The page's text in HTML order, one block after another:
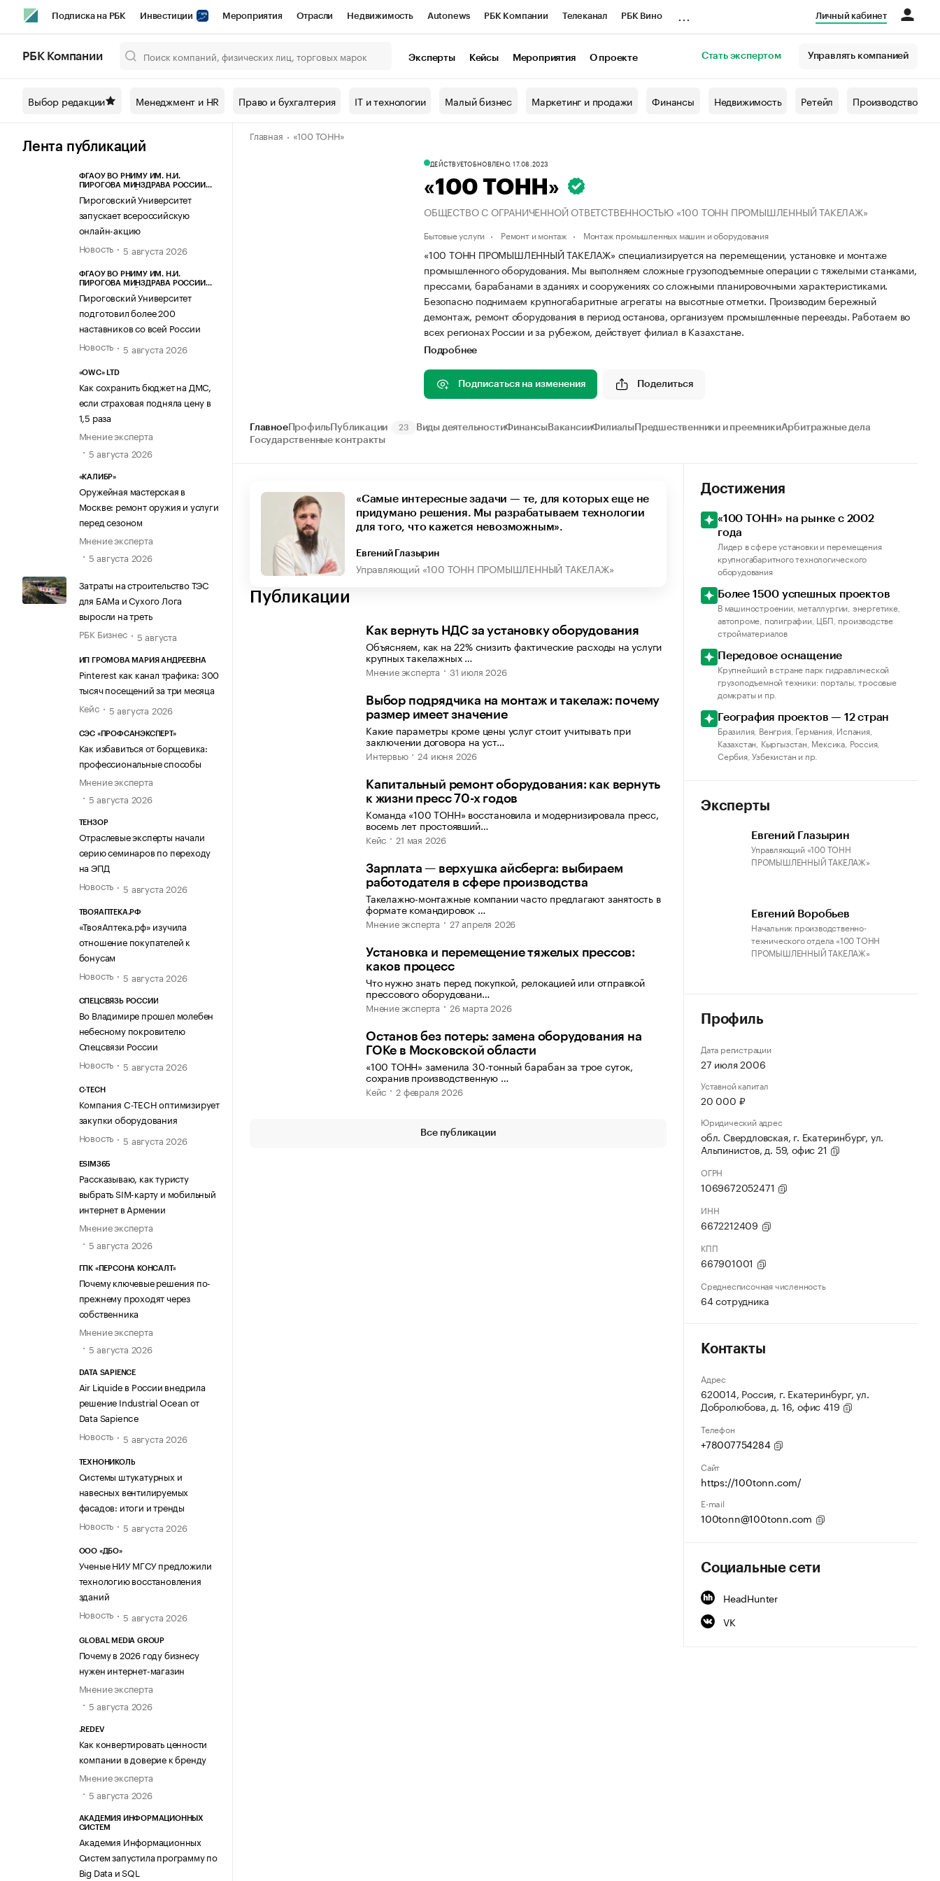
Подписка на РБК Инвестиции Мероприятия Отрасли Недвижимость Autonews РБК Компании Телеканал РБК Вино
Спецпроекты СПб Конференции СПб Спецпроекты Проверка контрагентов
Технологии и медиа Рынок наличной валюты
Личный кабинет
РБК Компании Эксперты Кейсы Мероприятия О проекте Стать экспертом Управлять компанией
Выбор редакции Менеджмент и HR Право и бухгалтерия IT и технологии Малый бизнес Маркетинг и продажи Финансы Недвижимость Ретейл Производство
Лента публикаций
ФГАОУ ВО РНИМУ ИМ. Н.И.
ПИРОГОВА МИНЗДРАВА РОССИИ
Пироговский Университет
запускает всероссийскую
онлайн-акцию
Новость
5 августа 2026
ФГАОУ ВО РНИМУ ИМ. Н.И.
ПИРОГОВА МИНЗДРАВА РОССИИ
Пироговский Университет
подготовил более 200
наставников со всей России
Новость
5 августа 2026
«OWC» LTD
Как сохранить бюджет на ДМС,
если страховая подняла цену в
1,5 раза
Мнение эксперта
5 августа 2026
«КАЛИБР»
Оружейная мастерская в
Москве: ремонт оружия и услуги
перед сезоном
Мнение эксперта
5 августа 2026
Затраты на строительство ТЭС
для БАМа и Сухого Лога
выросли на треть
РБК Бизнес
5 августа
ИП ГРОМОВА МАРИЯ АНДРЕЕВНА
Pinterest как канал трафика: 300
тысяч посещений за три месяца
Кейс
5 августа 2026
СЭС «ПРОФСАНЭКСПЕРТ»
Как избавиться от борщевика:
профессиональные способы
Мнение эксперта
5 августа 2026
ТЕНЗОР
Отраслевые эксперты начали
серию семинаров по переходу
на ЭПД
Новость
5 августа 2026
ТВОЯАПТЕКА.РФ
«ТвояАптека.рф» изучила
отношение покупателей к
бонусам
Новость
5 августа 2026
СПЕЦСВЯЗЬ РОССИИ
Во Владимире прошел молебен
небесному покровителю
Спецсвязи России
Новость
5 августа 2026
C-TECH
Компания C-TECH оптимизирует
закупки оборудования
Новость
5 августа 2026
ESIM365
Рассказываю, как туристу
выбрать SIM-карту и мобильный
интернет в Армении
Мнение эксперта
5 августа 2026
ГПК «ПЕРСОНА КОНСАЛТ»
Почему ключевые решения по-
прежнему проходят через
собственника
Мнение эксперта
5 августа 2026
DATA SAPIENCE
Air Liquide в России внедрила
решение Industrial Ocean от
Data Sapience
Новость
5 августа 2026
ТЕХНОНИКОЛЬ
Системы штукатурных и
навесных вентилируемых
фасадов: итоги и тренды
Новость
5 августа 2026
ООО «ДБО»
Ученые НИУ МГСУ предложили
технологию восстановления
зданий
Новость
5 августа 2026
GLOBAL MEDIA GROUP
Почему в 2026 году бизнесу
нужен интернет-магазин
Мнение эксперта
5 августа 2026
.REDEV
Как конвертировать ценности
компании в доверие к бренду
Мнение эксперта
5 августа 2026
АКАДЕМИЯ ИНФОРМАЦИОННЫХ
СИСТЕМ
Академия Информационных
Систем запустила программу по
Big Data и SQL
Главная «100 ТОНН»
ДЕЙСТВУЕТОБНОВЛЕНО, 17.08.2023
«100 ТОНН»
ОБЩЕСТВО С ОГРАНИЧЕННОЙ ОТВЕТСТВЕННОСТЬЮ «100 ТОНН ПРОМЫШЛЕННЫЙ ТАКЕЛАЖ»
Бытовые услуги Ремонт и монтаж Монтаж промышленных машин и оборудования
«100 ТОНН ПРОМЫШЛЕННЫЙ ТАКЕЛАЖ» специализируется на перемещении, установке и монтаже
промышленного оборудования. Мы выполняем сложные грузоподъемные операции с тяжелыми станками,
прессами, барабанами в зданиях и сооружениях со сложными планировочными характеристиками.
Безопасно поднимаем крупногабаритные агрегаты на высотные отметки. Производим бережный
демонтаж, ремонт оборудования в период останова, организуем промышленные переезды. Работаем во
всех регионах России и за рубежом, действует филиал в Казахстане.
Подробнее
Подписаться на изменения Поделиться
ГлавноеПрофиль Публикации 23 Виды деятельностиФинансы ВакансииФилиалы Предшественники и преемникиАрбитражные дела
Государственные контракты
«Самые интересные задачи — те, для которых еще не
придумано решения. Мы разрабатываем технологии
для того, что кажется невозможным».
Евгений Глазырин
Управляющий «100 ТОНН ПРОМЫШЛЕННЫЙ ТАКЕЛАЖ»
Публикации
Как вернуть НДС за установку оборудования
Объясняем, как на 22% снизить фактические расходы на услуги
крупных такелажных …
Мнение эксперта 31 июля 2026
Выбор подрядчика на монтаж и такелаж: почему
размер имеет значение
Какие параметры кроме цены услуг стоит учитывать при
заключении договора на уст…
Интервью 24 июня 2026
Капитальный ремонт оборудования: как вернуть
к жизни пресс 70-х годов
Команда «100 ТОНН» восстановила и модернизировала пресс,
восемь лет простоявший…
Кейс 21 мая 2026
Зарплата — верхушка айсберга: выбираем
работодателя в сфере производства
Такелажно-монтажные компании часто предлагают занятость в
формате командировок …
Мнение эксперта 27 апреля 2026
Установка и перемещение тяжелых прессов:
каков процесс
Что нужно знать перед покупкой, релокацией или отправкой
прессового оборудовани…
Мнение эксперта 26 марта 2026
Останов без потерь: замена оборудования на
ГОКе в Московской области
«100 ТОНН» заменила 30-тонный барабан за трое суток,
сохранив производственную …
Кейс 2 февраля 2026
Все публикации
Достижения
«100 ТОНН» на рынке с 2002
года
Лидер в сфере установки и перемещения
крупногабаритного технологического
оборудования
Более 1500 успешных проектов
В машиностроении, металлургии, энергетике,
автопроме, полиграфии, ЦБП, производстве
стройматериалов
Передовое оснащение
Крупнейший в стране парк гидравлической
грузоподъемной техники: порталы, тросовые
домкраты и пр.
География проектов — 12 стран
Бразилия, Венгрия, Германия, Испания,
Казахстан, Кыргызстан, Мексика, Россия,
Сербия, Узбекистан и пр.
Эксперты
Евгений Глазырин
Управляющий «100 ТОНН
ПРОМЫШЛЕННЫЙ ТАКЕЛАЖ»
Евгений Воробьев
Начальник производственно-
технического отдела «100 ТОНН
ПРОМЫШЛЕННЫЙ ТАКЕЛАЖ»
Профиль
Дата регистрации
27 июля 2006
Уставной капитал
20 000 ₽
Юридический адрес
обл. Свердловская, г. Екатеринбург, ул.
Альпинистов, д. 59, офис 21
ОГРН
1069672052471
ИНН
6672212409
КПП
667901001
Среднесписочная численность
64 сотрудника
Контакты
Адрес
620014, Россия, г. Екатеринбург, ул.
Добролюбова, д. 16, офис 419
Телефон
+78007754284
Сайт
https://100tonn.com/
E-mail
100tonn@100tonn.com
Социальные сети
HeadHunter
VK